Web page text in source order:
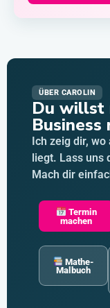
ÜBER CAROLIN
Du willst
Business
Ich zeig dir,
liegt. Lass uns
Mach dir
Termin
machen
Mathe-
Malbuch